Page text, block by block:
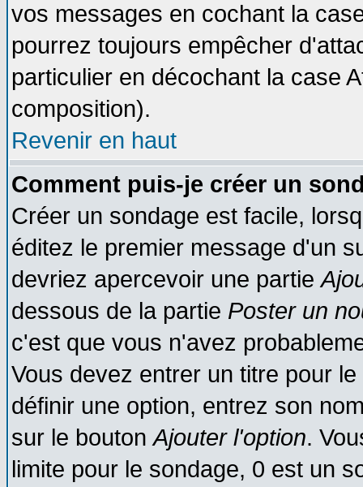
vos messages en cochant la
pourrez toujours empêcher
particulier en décochant la case
composition).
Revenir en haut
Comment puis-je créer un
Créer un sondage est facile,
éditez le premier message d'un
devriez apercevoir une partie
dessous de la partie Poster un
c'est que vous n'avez
Vous devez entrer un titre pour
définir une option, entrez son
sur le boutonAjouter l'option.
limite pour le sondage, 0 est un